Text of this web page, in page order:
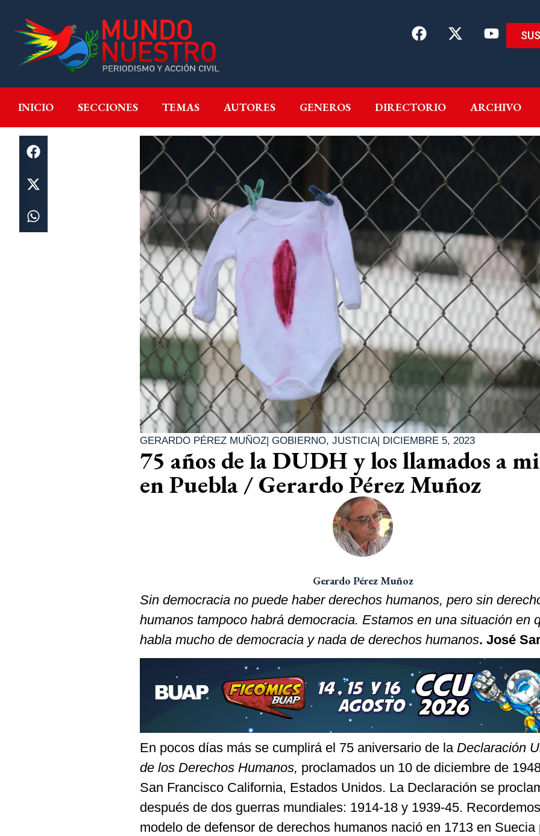
INICIO SECCIONES TEMAS AUTORES GENEROS DIRECTORIO ARCHIVO
INICIO SECCIONES GENEROS DIRECTORIO
GERARDO PÉREZ MUÑOZ| GOBIERNO, JUSTICIA| DICIEMBRE 5, 2023
75 años de la DUDH y los llamados a
en Puebla / Gerardo Pérez Muñoz
Gerardo Pérez Muñoz
Sin democracia no puede haber derechos humanos, pero sin
humanos tampoco habrá democracia. Estamos en una situación en
habla mucho de democracia y nada de derechos humanos. José
En pocos días más se cumplirá el 75 aniversario de la Declaración
de los Derechos Humanos, proclamados un 10 de diciembre de
San Francisco California, Estados Unidos. La Declaración se
después de dos guerras mundiales: 1914-18 y 1939-45.
modelo de defensor de derechos humanos nació en 1713 en Suecia